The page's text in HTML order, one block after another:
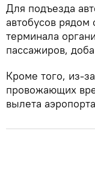
Для подъезда
автобусов
терминала
пассажиров,
Кроме того, из-
провожающих
вылета